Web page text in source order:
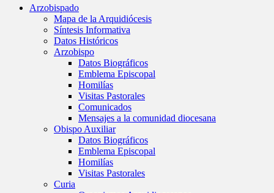
Arzobispado
Mapa de la Arquidiócesis
Síntesis Informativa
Datos Históricos
Arzobispo
Datos Biográficos
Emblema Episcopal
Homilías
Visitas Pastorales
Comunicados
Mensajes a la comunidad diocesana
Obispo Auxiliar
Datos Biográficos
Emblema Episcopal
Homilías
Visitas Pastorales
Curia